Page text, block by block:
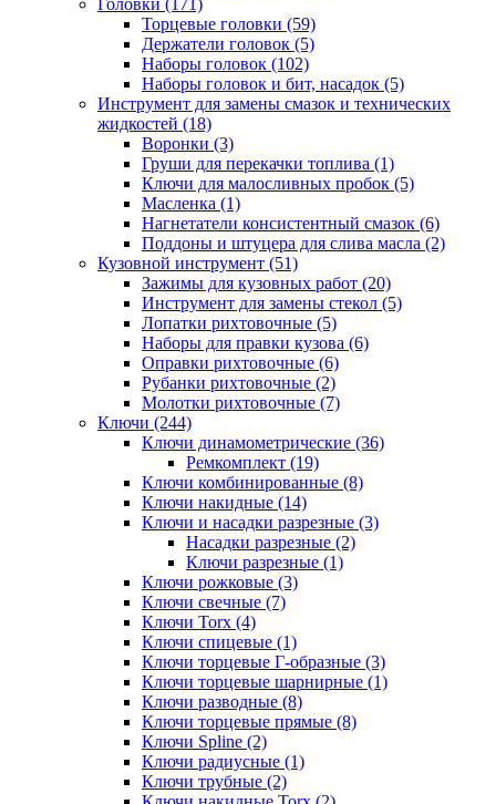
Торцевые головки (59)
Держатели головок (5)
Наборы головок (102)
Наборы головок и бит, насадок (5)
Инструмент для замены смазок и технических
жидкостей (18)
Воронки (3)
Груши для перекачки топлива (1)
Ключи для малосливных пробок (5)
Масленка (1)
Нагнетатели консистентный смазок (6)
Поддоны и штуцера для слива масла (2)
Кузовной инструмент (51)
Зажимы для кузовных работ (20)
Инструмент для замены стекол (5)
Лопатки рихтовочные (5)
Наборы для правки кузова (6)
Оправки рихтовочные (6)
Рубанки рихтовочные (2)
Молотки рихтовочные (7)
Ключи (244)
Ключи динамометрические (36)
Ремкомплект (19)
Ключи комбинированные (8)
Ключи накидные (14)
Ключи и насадки разрезные (3)
Насадки разрезные (2)
Ключи разрезные (1)
Ключи рожковые (3)
Ключи свечные (7)
Ключи Torx (4)
Ключи спицевые (1)
Ключи торцевые Г-образные (3)
Ключи торцевые шарнирные (1)
Ключи разводные (8)
Ключи торцевые прямые (8)
Ключи Spline (2)
Ключи радиусные (1)
Ключи трубные (2)